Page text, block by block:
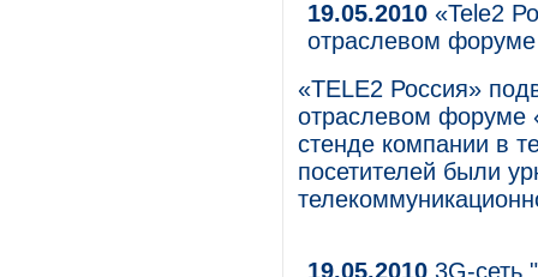
19.05.2010 «Tele2
отраслевом
«TELE2 Россия»
отраслевом форуме
стенде компании в
посетителей были
19.05.2010 3G-сеть